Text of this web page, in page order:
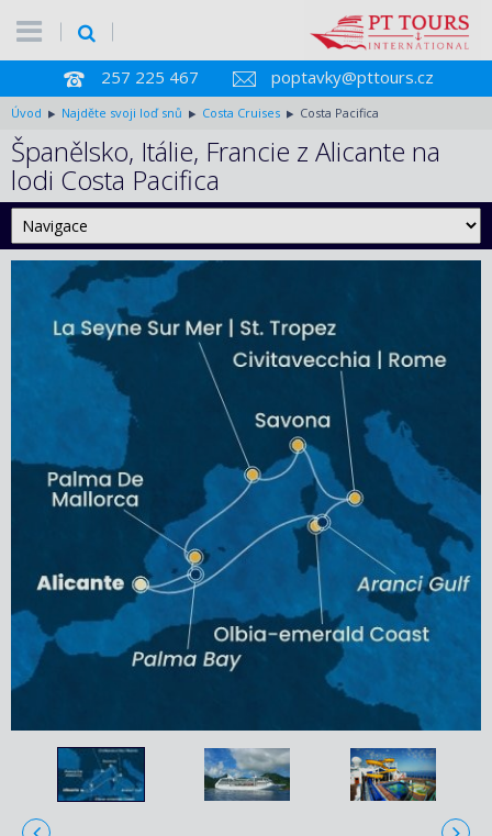
257 225 467 poptavky@pttours.cz
Úvod Najděte svoji loď snů Costa Cruises Costa Pacifica
Španělsko, Itálie, Francie z Alicante na
lodi Costa Pacifica